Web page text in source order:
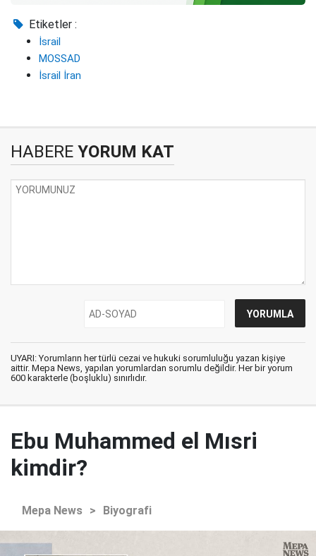
Etiketler :
İsrail
MOSSAD
İsrail İran
HABERE YORUM KAT
UYARI: Yorumların her türlü cezai ve hukuki sorumluluğu yazan kişiye
aittir. Mepa News, yapılan yorumlardan sorumlu değildir. Her bir yorum
600 karakterle (boşluklu) sınırlıdır.
Ebu Muhammed el Mısri
kimdir?
Mepa News > Biyografi